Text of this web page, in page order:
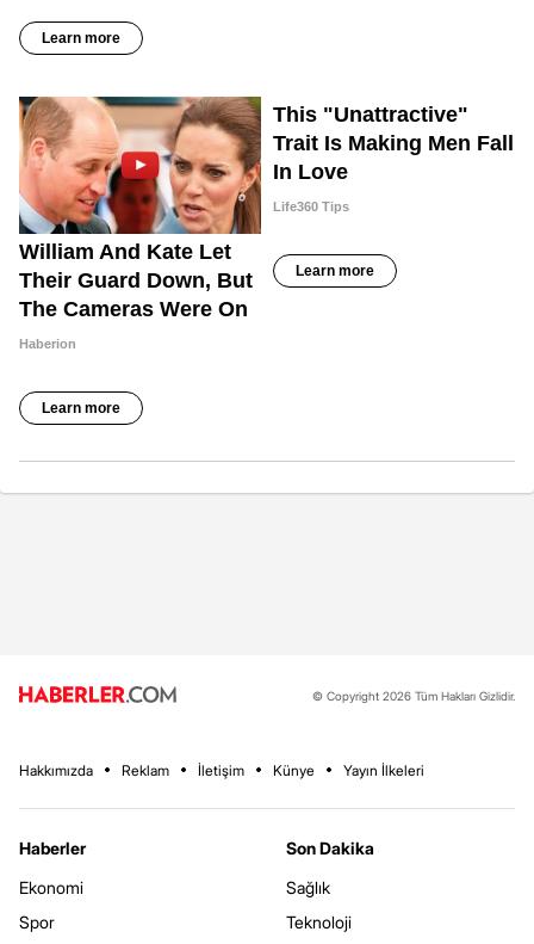
© Copyright 2026 Tüm Hakları Gizlidir.
Hakkımızda Reklam İletişim Künye Yayın İlkeleri
Haberler
Ekonomi
Spor
Son Dakika
Sağlık
Teknoloji